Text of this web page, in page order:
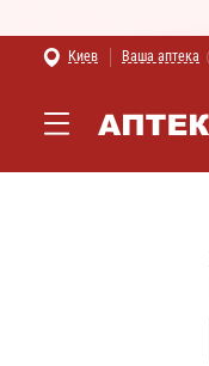
Киев Ваша аптека